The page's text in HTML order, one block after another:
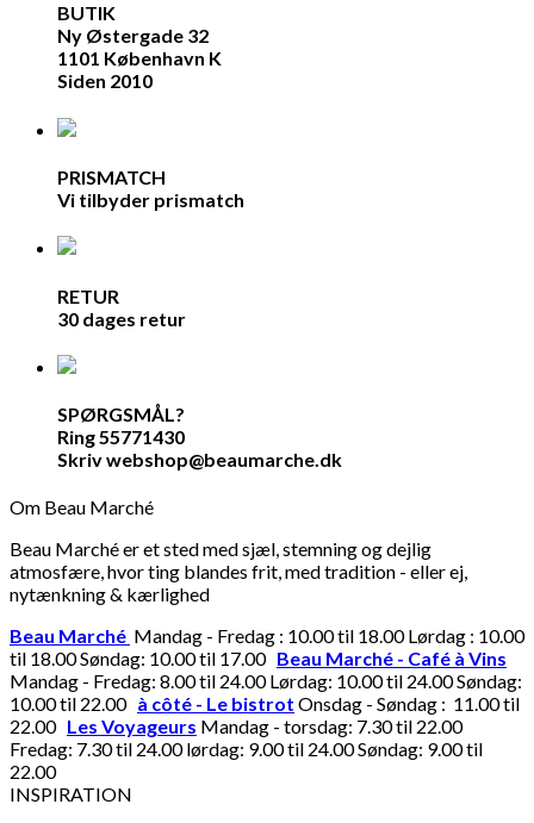
BUTIK
Ny Østergade 32
1101 København K
Siden 2010
PRISMATCH
Vi tilbyder prismatch
RETUR
30 dages retur
SPØRGSMÅL?
Ring 55771430
Skriv webshop@beaumarche.dk
Om Beau Marché
Beau Marché er et sted med sjæl, stemning og dejlig
atmosfære, hvor ting blandes frit, med tradition - eller ej,
nytænkning & kærlighed
Beau Marché Mandag - Fredag : 10.00 til 18.00 Lørdag : 10.00
til 18.00 Søndag: 10.00 til 17.00 Beau Marché - Café à Vins
Mandag - Fredag: 8.00 til 24.00 Lørdag: 10.00 til 24.00 Søndag:
10.00 til 22.00 à côté - Le bistrot Onsdag - Søndag : 11.00 til
22.00 Les Voyageurs Mandag - torsdag: 7.30 til 22.00
Fredag: 7.30 til 24.00 lørdag: 9.00 til 24.00 Søndag: 9.00 til
22.00
INSPIRATION